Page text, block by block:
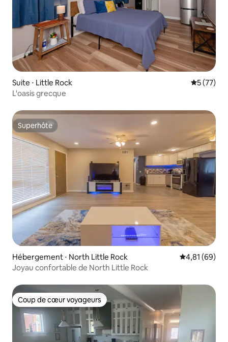
Suite ⋅ Little Rock
5 (77)
L'oasis grecque
Superhôte
Superhôte
Hébergement ⋅ North Little Rock Évaluation
4,81 (69)
Joyau confortable de North Little Rock
Coup de cœur voyageurs
Coup de cœur voyageurs